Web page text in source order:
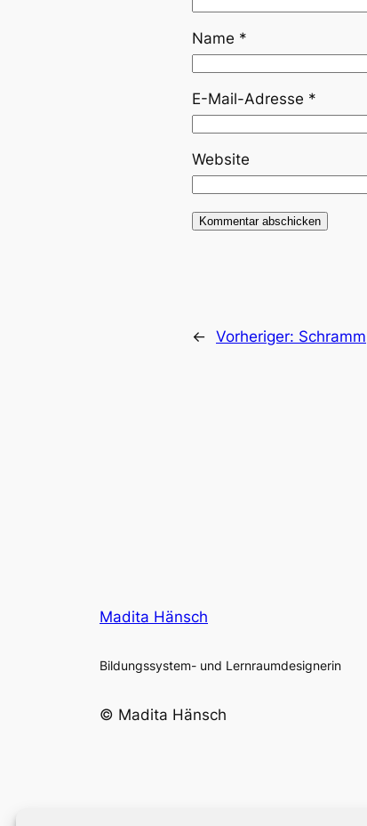
Name *
E-Mail-Adresse *
Website
← Vorheriger: Schramm
Madita Hänsch
Bildungssystem- und Lernraumdesignerin
© Madita Hänsch